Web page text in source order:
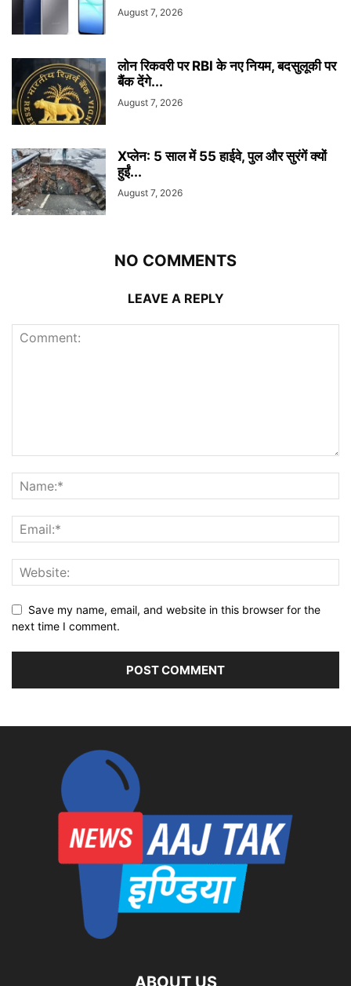
August 7, 2026
लोन रिकवरी पर RBI के नए नियम, बदसुलूकी पर
बैंक देंगे...
August 7, 2026
Xप्लेन: 5 साल में 55 हाईवे, पुल और सुरंगें क्यों
हुईं...
August 7, 2026
NO COMMENTS
LEAVE A REPLY
Save my name, email, and website in this browser for the
next time I comment.
ABOUT US